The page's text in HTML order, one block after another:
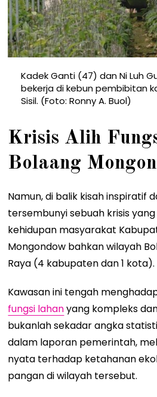
Kadek Ganti (47) dan Ni Luh
bekerja di kebun pembibitan
Sisil. (Foto: Ronny A. Buol)
Krisis Alih
Bolaang
Namun, di balik kisah inspiratif
tersembunyi sebuah krisis
kehidupan masyarakat
Mongondow bahkan wilayah
Raya (4 kabupaten dan 1 kota).
Kawasan ini tengah
fungsi lahanyang kompleks
bukanlah sekadar angka
dalam laporan pemerintah,
nyata terhadap ketahanan
pangan di wilayah tersebut.